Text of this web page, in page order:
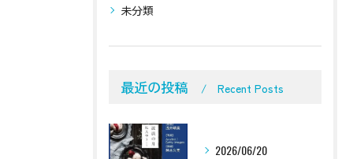
未分類
最近の投稿 Recent Posts
2026/06/20